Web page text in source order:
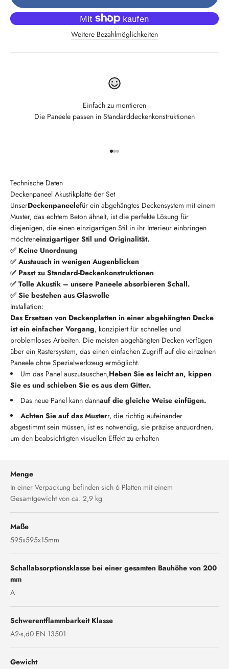
Weitere Bezahlmöglichkeiten
Einfach zu montieren
Die Paneele passen in Standarddeckenkonstruktionen
Gehe zu Element 1
Gehe zu Element 2
Gehe zu Element 3
Technische Daten
Deckenpaneel Akustikplatte 6er Set
UnserDeckenpaneelefür ein abgehängtes Deckensystem mit einem
Muster, das echtem Beton ähnelt, ist die perfekte Lösung für
diejenigen, die einen einzigartigen Stil in ihr Interieur einbringen
möchteneinzigartiger Stil und Originalität.
✅ Keine Unordnung
✅ Austausch in wenigen Augenblicken
✅ Passt zu Standard-Deckenkonstruktionen
✅ Tolle Akustik – unsere Paneele absorbieren Schall.
✅ Sie bestehen aus Glaswolle
Installation:
Das Ersetzen von Deckenplatten in einer abgehängten Decke
ist ein einfacher Vorgang, konzipiert für schnelles und
problemloses Arbeiten. Die meisten abgehängten Decken verfügen
über ein Rastersystem, das einen einfachen Zugriff auf die einzelnen
Paneele ohne Spezialwerkzeug ermöglicht.
Um das Panel auszutauschen,Heben Sie es leicht an, kippen
Sie es und schieben Sie es aus dem Gitter.
Das neue Panel kann dannauf die gleiche Weise einfügen.
Achten Sie auf das Musterr, die richtig aufeinander
abgestimmt sein müssen, ist es notwendig, sie präzise anzuordnen,
um den beabsichtigten visuellen Effekt zu erhalten
Menge
In einer Verpackung befinden sich 6 Platten mit einem
Gesamtgewicht von ca. 2,9 kg
Maße
595x595x15mm
Schallabsorptionsklasse bei einer gesamten Bauhöhe von 200
mm
A
Schwerentflammbarkeit Klasse
A2-s,d0 EN 13501
Gewicht